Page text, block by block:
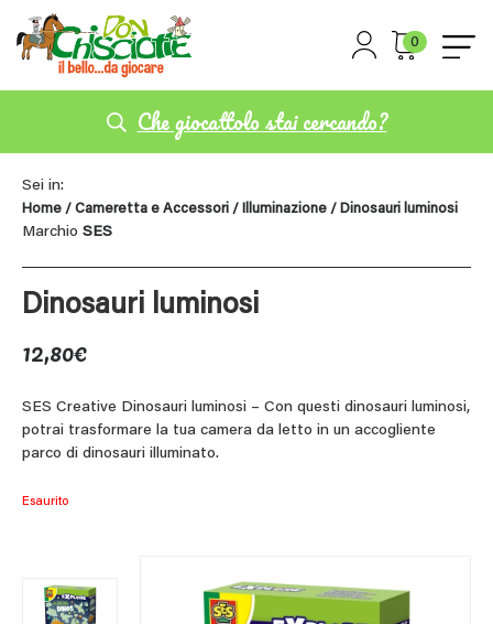
0
Che giocattolo stai cercando?
Sei in:
Home / Cameretta e Accessori / Illuminazione / Dinosauri luminosi
Marchio SES
Dinosauri luminosi
12,80€
SES Creative Dinosauri luminosi – Con questi dinosauri luminosi,
potrai trasformare la tua camera da letto in un accogliente
parco di dinosauri illuminato.
Esaurito